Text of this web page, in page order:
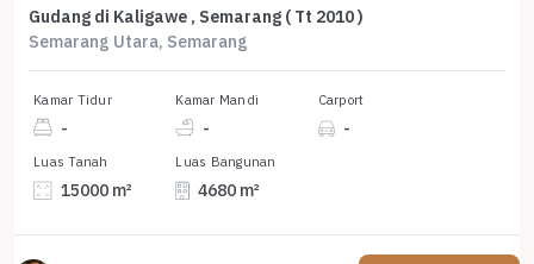
Gudang di Kaligawe , Semarang ( Tt 2010 )
Semarang Utara, Semarang
Kamar Tidur
-
Kamar Mandi
-
Carport
-
Luas Tanah
15000 m²
Luas Bangunan
4680 m²